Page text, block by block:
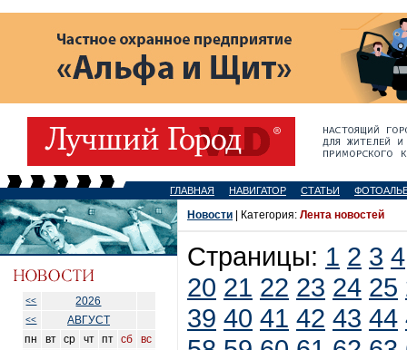
ГЛАВНАЯ НАВИГАТОР СТАТЬИ
<< 2026
<<
АВГУСТ
пн
вт ср чт пт сб
вс
Новости | Категория: Лента новостей
Страницы: 1 2 3 4
20 21 22 23 24 25
39 40 41 42 43 44